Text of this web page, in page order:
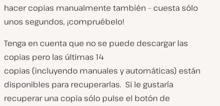
hacer copias manualmente también – cuesta sólo
unos segundos, ¡compruébelo!
Tenga en cuenta que no se puede descargar las
copias pero las últimas 14
copias (incluyendo manuales y automáticas) están
disponibles para recuperarlas. Si le gustaría
recuperar una copia sólo pulse el botón de